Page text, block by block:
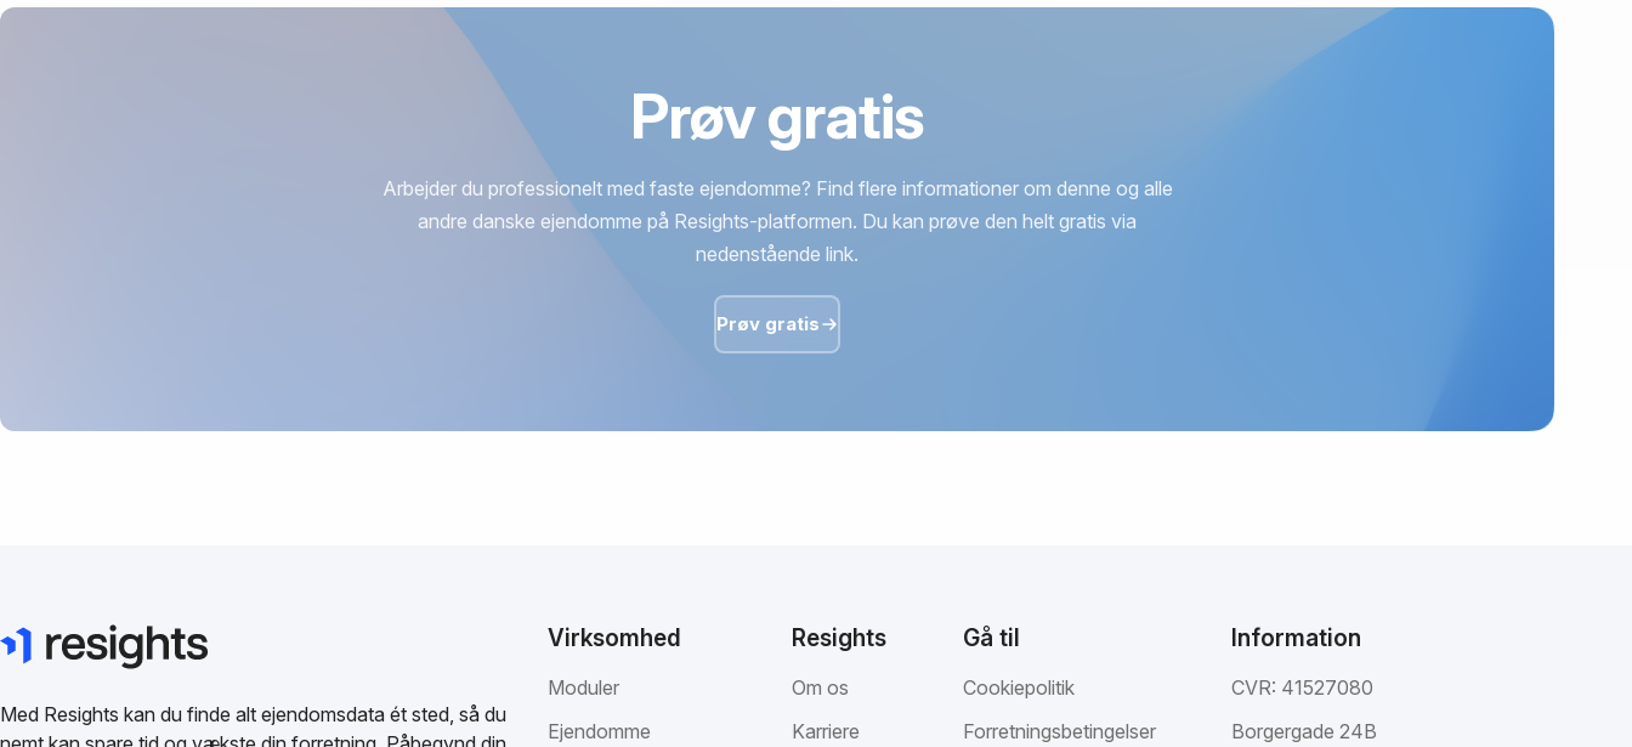
Prøv gratis
Arbejder du professionelt med faste ejendomme? Find flere informationer om denne og alle
andre danske ejendomme på Resights-platformen. Du kan prøve den helt gratis via
nedenstående link.
Prøv gratis
Med Resights kan du finde alt ejendomsdata ét sted, så du
Virksomhed
Moduler
Ejendomme
Resights
Om os
Karriere
Gå til
Cookiepolitik
Forretningsbetingelser
Information
CVR: 41527080
Borgergade 24B